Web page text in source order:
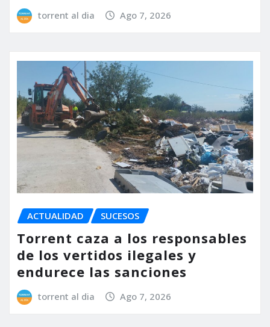
torrent al dia Ago 7, 2026
ACTUALIDAD SUCESOS
Torrent caza a los responsables
de los vertidos ilegales y
endurece las sanciones
torrent al dia Ago 7, 2026